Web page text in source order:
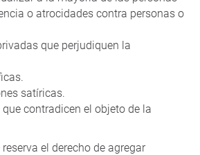
o atrocidades contra personas o
que perjudiquen la
satíricas.
contradicen el objeto de la
el derecho de agregar